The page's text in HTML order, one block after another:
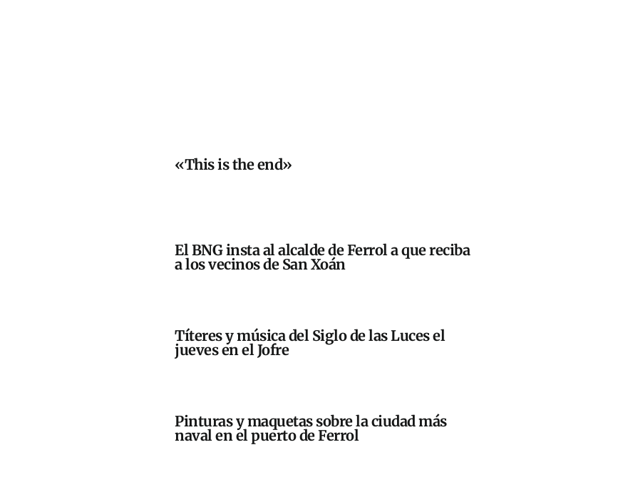
«This is the end»
El BNG insta al alcalde de Ferrol a que reciba
a los vecinos de San Xoán
Títeres y música del Siglo de las Luces el
jueves en el Jofre
Pinturas y maquetas sobre la ciudad más
naval en el puerto de Ferrol